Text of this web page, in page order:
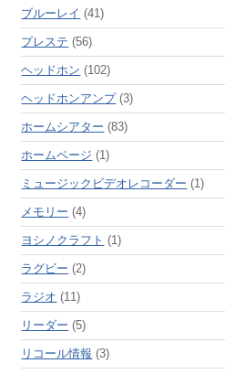
ブルーレイ (41)
プレステ (56)
ヘッドホン (102)
ヘッドホンアンプ(3)
ホームシアター (83)
ホームページ (1)
ミュージックビデオレコーダー (1)
メモリー (4)
ヨシノクラフト (1)
ラグビー (2)
ラジオ (11)
リーダー (5)
リコール情報 (3)